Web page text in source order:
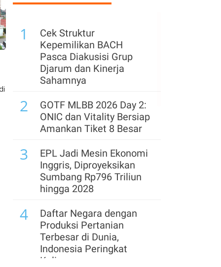
Berturut-turut, Cek
Asing, Rabu (5/8)
Asing Net Sell Saat IHSG
Menguat ke 6.351, Cek
Saham yang Banyak
Dijual, Rabu (5/8)
7
Distribusi Voucher (DIVA)
Mulai Alihkan Saham
Melejit
Wall Street Cetak Rekor
Baru, S&P 500 dan Dow
Jones Kembali Menguat
1
Cek Struktur
Kepemilikan BACH
Pasca Diakusisi Grup
Djarum dan Kinerja
Sahamnya
2
GOTF MLBB 2026 Day 2:
ONIC dan Vitality Bersiap
Amankan Tiket 8 Besar
3
EPL Jadi Mesin Ekonomi
Inggris, Diproyeksikan
Sumbang Rp796 Triliun
hingga 2028
4
Daftar Negara dengan
Produksi Pertanian
Terbesar di Dunia,
Indonesia Peringkat
Kelima